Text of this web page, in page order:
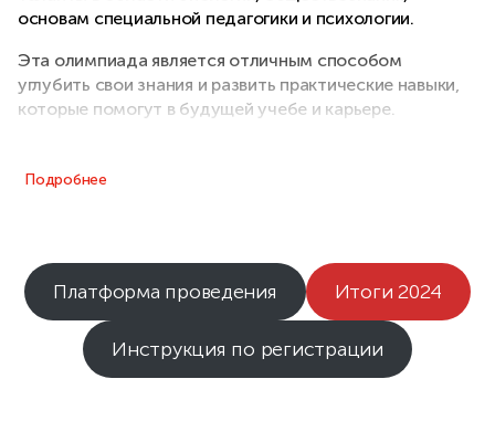
основам специальной педагогики и психологии.
Эта олимпиада является отличным способом
углубить свои знания и развить практические навыки,
которые помогут в будущей учебе и карьере.
Подробнее
Платформа проведения Итоги 2024
Инструкция по регистрации